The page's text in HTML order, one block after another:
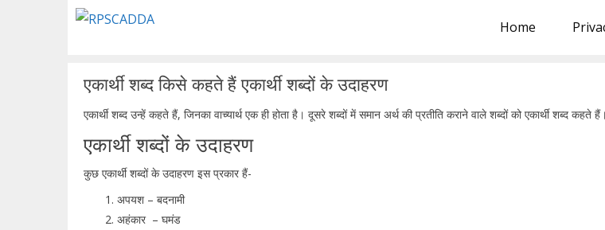
Home
एकार्थी शब्द किसे कहते हैं एकार्थी शब्दों के उदाहरण
एकार्थी शब्द उन्हें कहते हैं, जिनका वाच्यार्थ एक ही होता है। दूसरे शब्दों में समान अर्थ की प्रतीति कराने वाले शब्दों को एकार्थी शब्द कहते हैं।
एकार्थी शब्दों के उदाहरण
कुछ एकार्थी शब्दों के उदाहरण इस प्रकार हैं-
अपयश – बदनामी
अहंकार – घमंड